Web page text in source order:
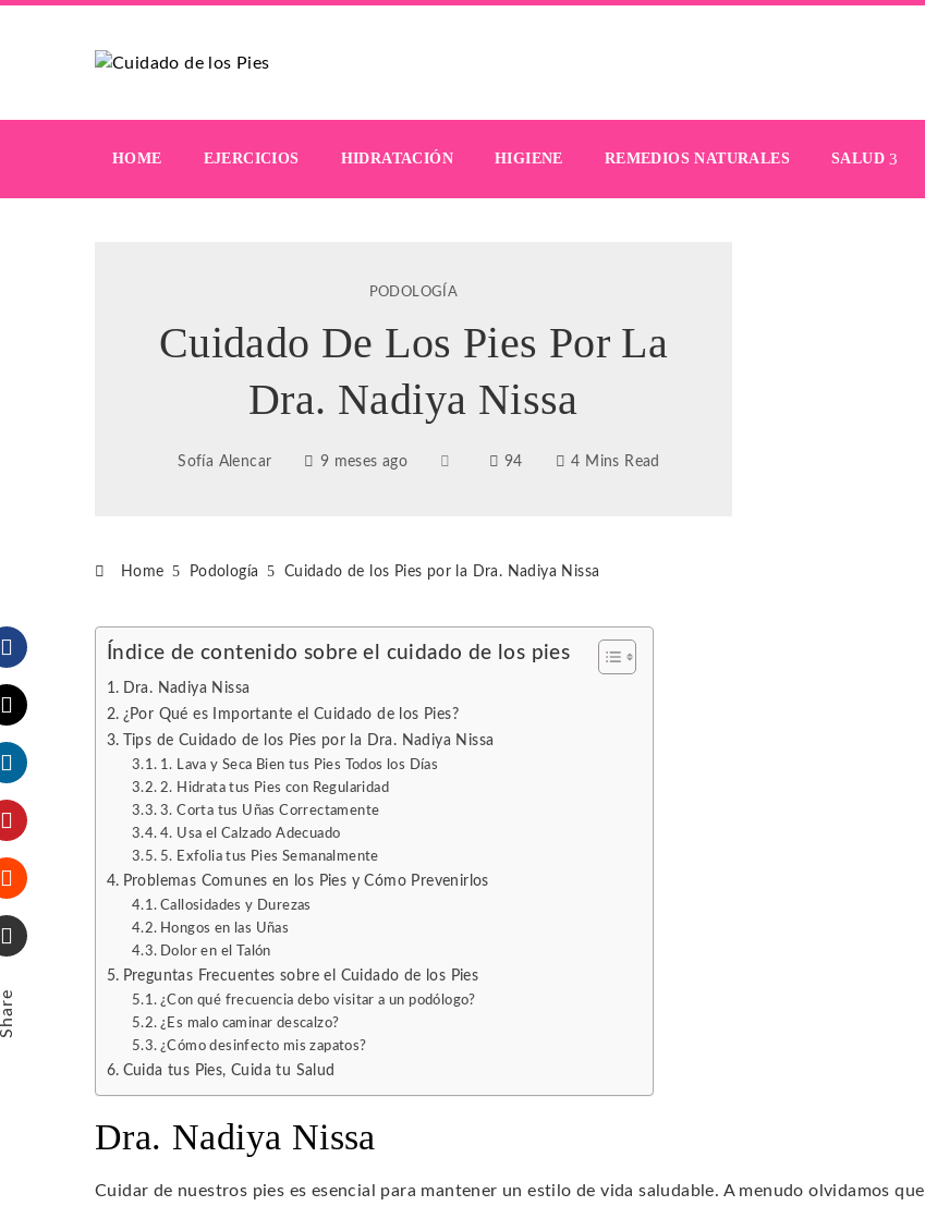
HOME EJERCICIOS HIDRATACIÓN HIGIENE REMEDIOS NATURALES SALUD
PODOLOGÍA
Cuidado De Los Pies Por La
Dra. Nadiya Nissa
Sofía Alencar 9 meses ago 94 4 Mins Read
Home Podología Cuidado de los Pies por la Dra. Nadiya Nissa
Facebook
Twitter
LinkedIn
Pinterest
Stumbleupon
Índice de contenido sobre el cuidado de los pies
Dra. Nadiya Nissa
¿Por Qué es Importante el Cuidado de los Pies?
Tips de Cuidado de los Pies por la Dra. Nadiya Nissa
1. Lava y Seca Bien tus Pies Todos los Días
2. Hidrata tus Pies con Regularidad
3. Corta tus Uñas Correctamente
4. Usa el Calzado Adecuado
5. Exfolia tus Pies Semanalmente
Problemas Comunes en los Pies y Cómo Prevenirlos
Callosidades y Durezas
Hongos en las Uñas
Dolor en el Talón
Preguntas Frecuentes sobre el Cuidado de los Pies
¿Con qué frecuencia debo visitar a un podólogo?
¿Es malo caminar descalzo?
¿Cómo desinfecto mis zapatos?
Cuida tus Pies, Cuida tu Salud
Dra. Nadiya Nissa
Cuidar de nuestros pies es esencial para mantener un estilo de vida saludable. A menudo olvidamos que